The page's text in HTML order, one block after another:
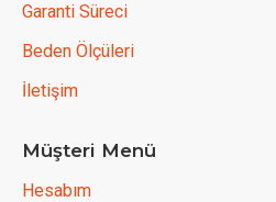
Garanti Süreci
Beden Ölçüleri
İletişim
Müşteri Menü
Hesabım